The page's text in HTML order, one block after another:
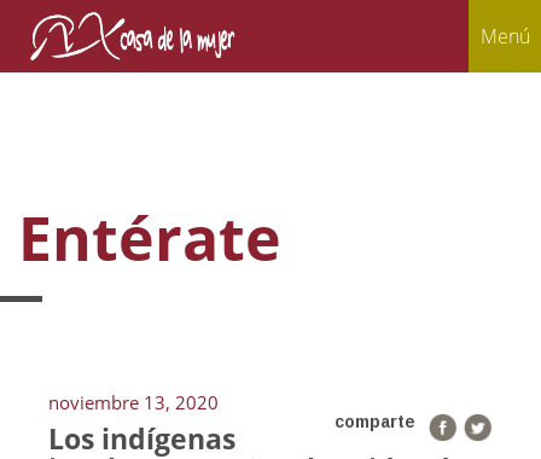
Menú
Entérate
noviembre 13, 2020
comparte
Los indígenas